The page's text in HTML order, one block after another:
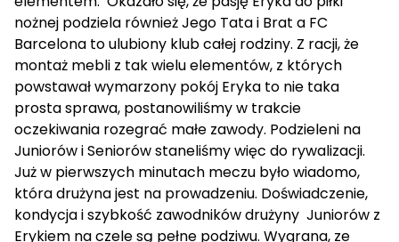
nożnej podziela również Jego Tata i Brat a FC
Barcelona to ulubiony klub całej rodziny. Z racji, że
montaż mebli z tak wielu elementów, z których
powstawał wymarzony pokój Eryka to nie taka
prosta sprawa, postanowiliśmy w trakcie
oczekiwania rozegrać małe zawody. Podzieleni na
Juniorów i Seniorów staneliśmy więc do rywalizacji.
Już w pierwszych minutach meczu było wiadomo,
która drużyna jest na prowadzeniu. Doświadczenie,
kondycja i szybkość zawodników drużyny Juniorów z
Erykiem na czele są pełne podziwu. Wygrana, ze